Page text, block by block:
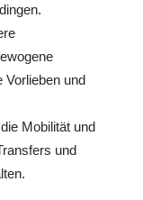
Vorlieben und
Mobilität und
und